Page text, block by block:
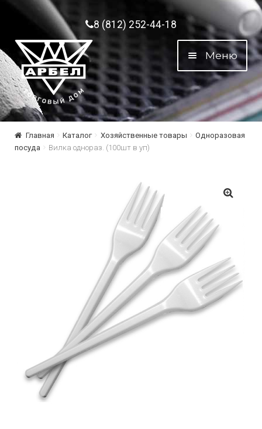
Перейти к навигации
Перейти к содержимому8 (812) 252-44-18
Меню
Главная Каталог Хозяйственные товары
Одноразовая
посуда
Вилка однораз. (100шт в уп)